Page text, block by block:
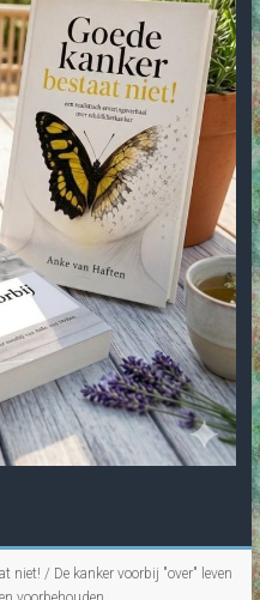
niet! / De kanker voorbij "over" leven